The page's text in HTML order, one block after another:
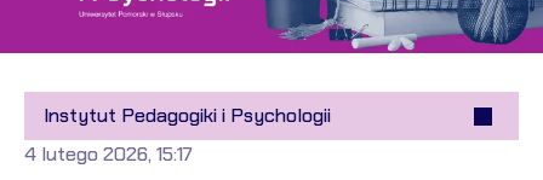
Instytut Pedagogiki i Psychologii
4 lutego 2026, 15:17